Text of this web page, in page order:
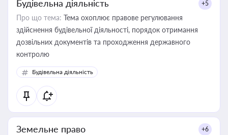
Будівельна діяльність +5
Про що тема: Тема охоплює правове регулювання
здійснення будівельної діяльності, порядок отримання
дозвільних документів та проходження державного
контролю
Будівельна діяльність
Земельне право +6